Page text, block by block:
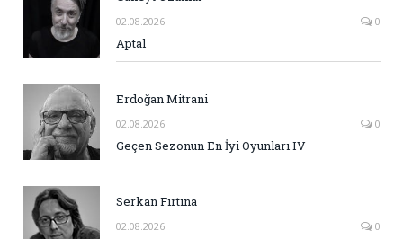
02.08.2026 0
Aptal
Erdoğan Mitrani
02.08.2026 0
Geçen Sezonun En İyi Oyunları IV
Serkan Fırtına
02.08.2026 0